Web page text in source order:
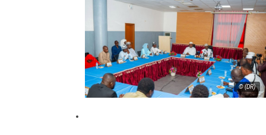
© (DR)